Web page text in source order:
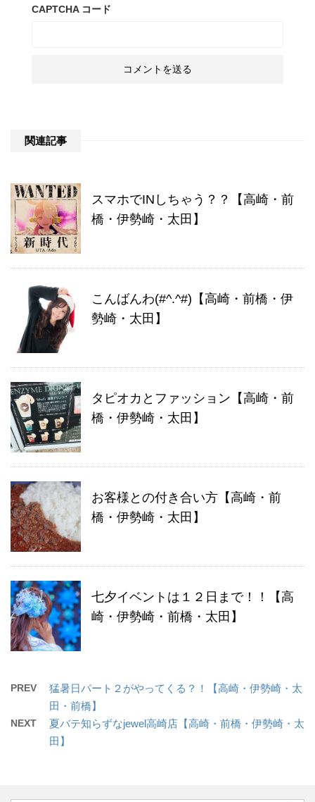
CAPTCHA コード
関連記事
スマホでINしちゃう？？【高崎・前
橋・伊勢崎・太田】
こんばんわ(#^.^#)【高崎・前橋・伊
勢崎・太田】
タピオカとファッション【高崎・前
橋・伊勢崎・太田】
お客様との付き合い方【高崎・前
橋・伊勢崎・太田】
七夕イベントは１２日まで！！【高
崎・伊勢崎・前橋・太田】
PREV
猛暑日パート２がやってくる？！【高崎・伊勢崎・太
田・前橋】
NEXT
夏バテ知らずなjewel高崎店【高崎・前橋・伊勢崎・太
田】